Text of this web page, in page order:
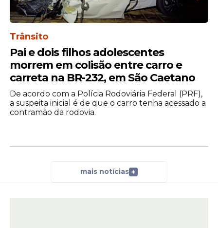
Trânsito
Pai e dois filhos adolescentes
morrem em colisão entre carro e
carreta na BR-232, em São Caetano
De acordo com a Polícia Rodoviária Federal (PRF),
a suspeita inicial é de que o carro tenha acessado a
contramão da rodovia.
mais notícias +